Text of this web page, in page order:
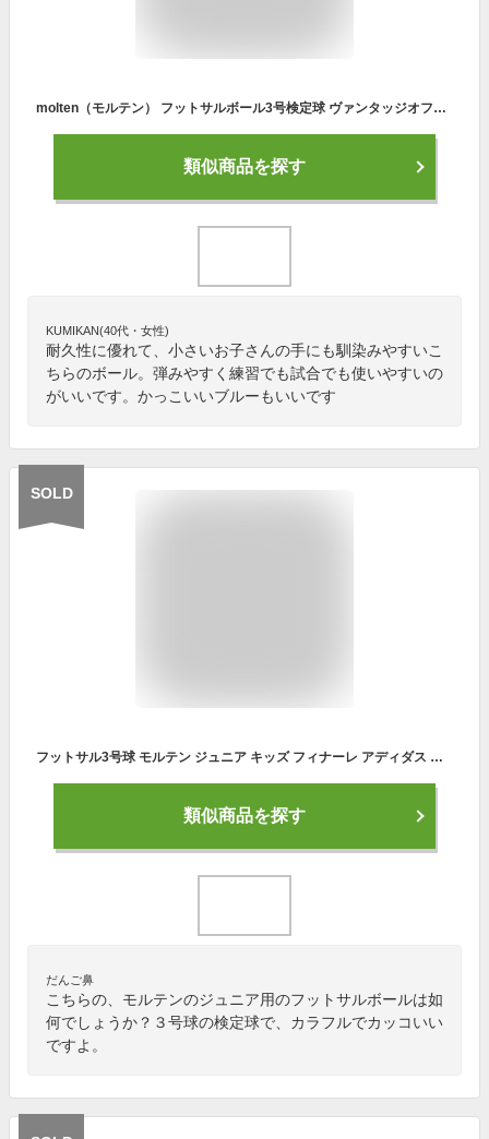
molten（モルテン） フットサルボール3号検定球 ヴァンタッジオフットサル3000 F8A3000
類似商品を探す
KUMIKAN(40代・女性)
耐久性に優れて、小さいお子さんの手にも馴染みやすいこ
ちらのボール。弾みやすく練習でも試合でも使いやすいの
がいいです。かっこいいブルーもいいです
SOLD
フットサル3号球 モルテン ジュニア キッズ フィナーレ アディダス フットサルボール 検定球 小学生向け 送料無料 molten AFF3400SP
類似商品を探す
だんご鼻
こちらの、モルテンのジュニア用のフットサルボールは如
何でしょうか？３号球の検定球で、カラフルでカッコいい
ですよ。